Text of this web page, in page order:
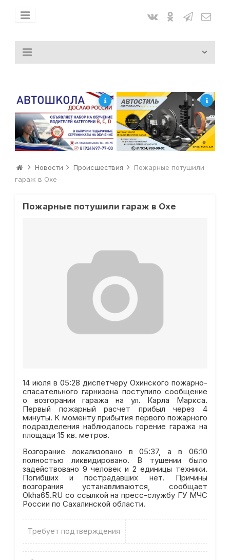
Новости Происшествия
Пожарные потушили
гараж в Охе
Пожарные потушили гараж в Охе
14 июля в 05:28 диспетчеру Охинского пожарно-
спасательного гарнизона поступило сообщение
о возгорании гаража на ул. Карла Маркса.
Первый пожарный расчет прибыл через 4
минуты. К моменту прибытия первого пожарного
подразделения наблюдалось горение гаража на
площади 15 кв. метров.
Возгорание локализовано в 05:37, а в 06:10
полностью ликвидировано. В тушении было
задействовано 9 человек и 2 единицы техники.
Погибших и пострадавших нет. Причины
возгорания устанавливаются, сообщает
Okha65.RU со ссылкой на пресс-службу ГУ МЧС
России по Сахалинской области.
Требует подтверждения